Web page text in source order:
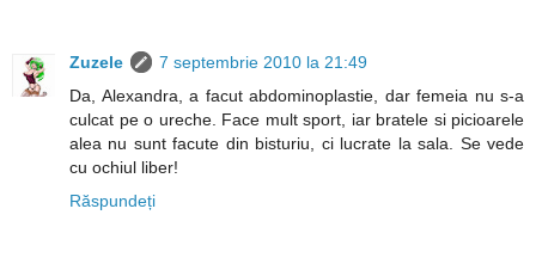
Zuzele
7 septembrie 2010 la 21:49
Da, Alexandra, a facut abdominoplastie, dar femeia nu s-a
culcat pe o ureche. Face mult sport, iar bratele si picioarele
alea nu sunt facute din bisturiu, ci lucrate la sala. Se vede
cu ochiul liber!
Răspundeți